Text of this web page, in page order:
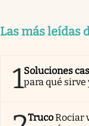
Las más leídas
1Soluciones
para qué
TrucoRociar